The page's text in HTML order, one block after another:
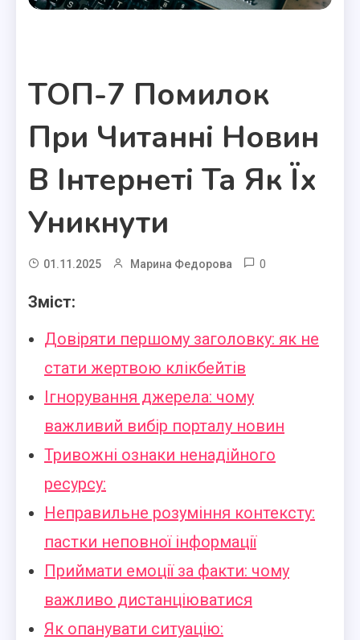
ТОП-7 Помилок
При Читанні Новин
В Інтернеті Та Як Їх
Уникнути
01.11.2025 Марина Федорова 0
Зміст:
Довіряти першому заголовку: як не
стати жертвою клікбейтів
Ігнорування джерела: чому
важливий вибір порталу новин
Тривожні ознаки ненадійного
ресурсу:
Неправильне розуміння контексту:
пастки неповної інформації
Приймати емоції за факти: чому
важливо дистанціюватися
Як опанувати ситуацію: